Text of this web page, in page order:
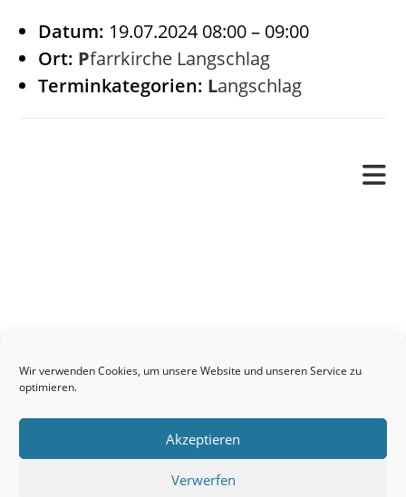
Wir verwenden Cookies, um unsere Website und unseren Service zu
optimieren.
Akzeptieren
Verwerfen
Datum: 19.07.2024 08:00– 09:00
Ort:
Pfarrkirche Langschlag
Terminkategorien:
Langschlag
Kontakt
Links
Neuigkeiten
Seelsorge / Sakramente